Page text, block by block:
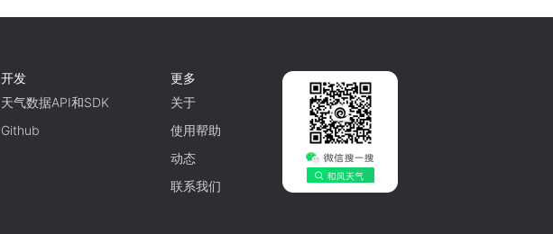
开发
天气数据API和SDK
Github
更多
关于
使用帮助
动态
联系我们